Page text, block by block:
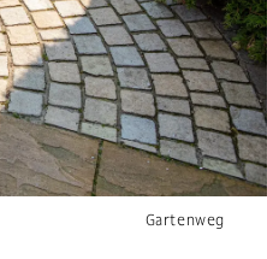
Gartenweg